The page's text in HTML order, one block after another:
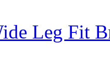
Leg Fit